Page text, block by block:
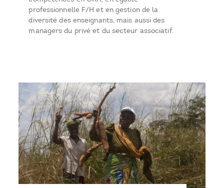
professionnelle F/H et en gestion de la
diversité des enseignants, mais aussi des
managers du privé et du secteur associatif.